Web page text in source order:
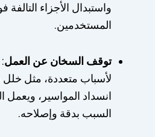
واستبدال الأجزاء
المستخدمين.
توقف السخان عن العمل
لأسباب متعددة، مثل خلل
انسداد المواسير، ويعمل
السبب بدقة وإصلاحه.